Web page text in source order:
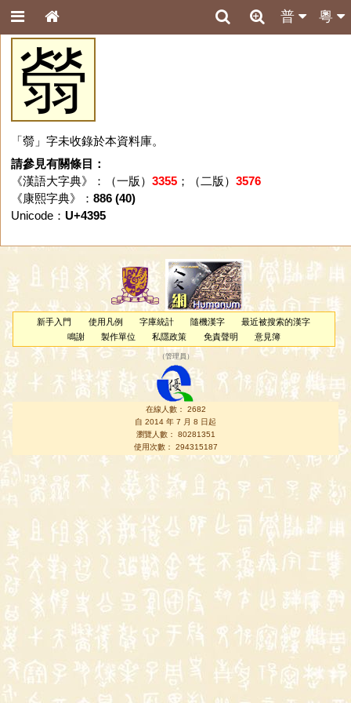
粵
普
䎕
「䎕」字未收錄於本資料庫。
請參見有關條目：
《漢語大字典》：（一版） 3355；（二版） 3576
《康熙字典》： 886 (40)
Unicode： U+4395
新手入門 使用凡例 字庫統計 隨機漢字
最近被搜索的漢字
鳴謝
製作單位 私隱政策 免責聲明 意見簿
（管理員 ）
在線人數： 2682
自 2014 年 7 月 8 日起
瀏覽人數： 80281351
使用次數： 294315187